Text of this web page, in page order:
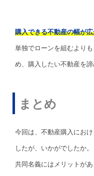
購入できる不動産の幅が
単独でローンを組むより
め、購入したい不動産を
まとめ
今回は、不動産購入にお
したが、いかがでしたか。
共同名義にはメリットが